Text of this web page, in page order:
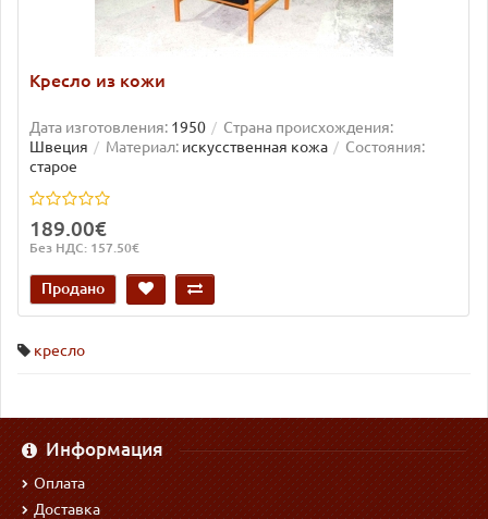
Кресло из кожи
Дата изготовления: 1950
Страна происхождения:
Швеция
Материал: искусственная кожа
Состояния:
старое
189.00€
Без НДС: 157.50€
Продано
кресло
Информация
Оплата
Доставка